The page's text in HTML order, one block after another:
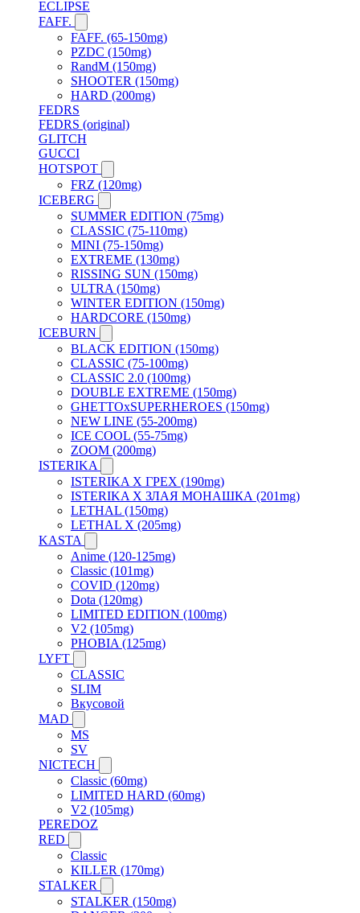
ECLIPSE
FAFF.
FAFF. (65-150mg)
PZDC (150mg)
RandM (150mg)
SHOOTER (150mg)
HARD (200mg)
FEDRS
FEDRS (original)
GLITCH
GUCCI
HOTSPOT
FRZ (120mg)
ICEBERG
SUMMER EDITION (75mg)
CLASSIC (75-110mg)
MINI (75-150mg)
EXTREME (130mg)
RISSING SUN (150mg)
ULTRA (150mg)
WINTER EDITION (150mg)
HARDCORE (150mg)
ICEBURN
BLACK EDITION (150mg)
CLASSIC (75-100mg)
CLASSIC 2.0 (100mg)
DOUBLE EXTREME (150mg)
GHETTOxSUPERHEROES (150mg)
NEW LINE (55-200mg)
ICE COOL (55-75mg)
ZOOM (200mg)
ISTERIKA
ISTERIKA X ГРЕХ (190mg)
ISTERIKA X ЗЛАЯ МОНАШКА (201mg)
LETHAL (150mg)
LETHAL X (205mg)
KASTA
Anime (120-125mg)
Classic (101mg)
COVID (120mg)
Dota (120mg)
LIMITED EDITION (100mg)
V2 (105mg)
PHOBIA (125mg)
LYFT
CLASSIC
SLIM
Вкусовой
MAD
MS
SV
NICTECH
Classic (60mg)
LIMITED HARD (60mg)
V2 (105mg)
PEREDOZ
RED
Classic
KILLER (170mg)
STALKER
STALKER (150mg)